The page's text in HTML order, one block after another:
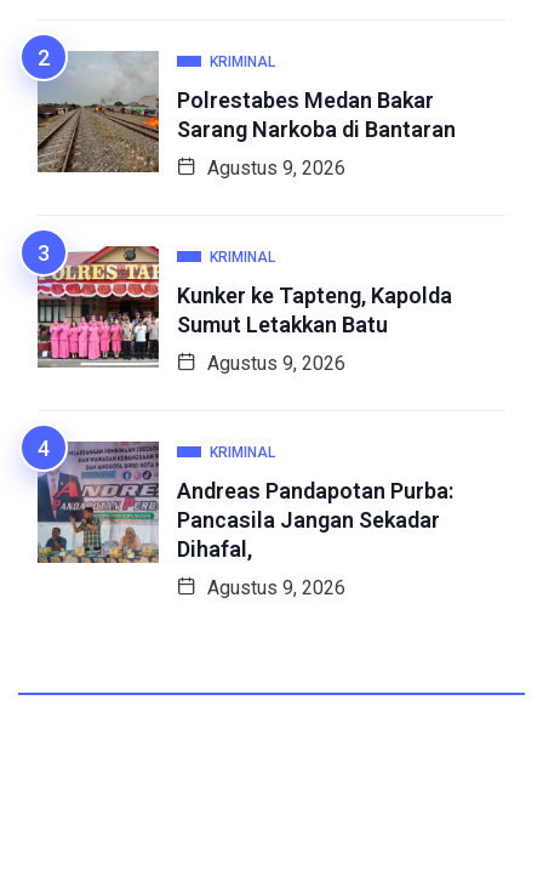
KRIMINAL
Polrestabes Medan Bakar
Sarang Narkoba di Bantaran
Agustus 9, 2026
KRIMINAL
Kunker ke Tapteng, Kapolda
Sumut Letakkan Batu
Agustus 9, 2026
KRIMINAL
Andreas Pandapotan Purba:
Pancasila Jangan Sekadar
Dihafal,
Agustus 9, 2026